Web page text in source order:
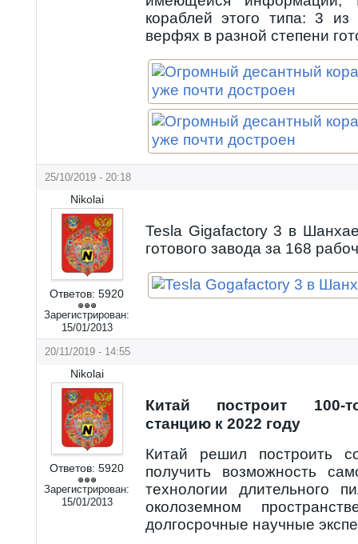
кораблей этого типа: 3
верфях в разной степени
25/10/2019 - 20:18
Nikolai
Ответов: 5920
Зарегистрирован:
15/01/2013
Tesla Gigafactory 3 в
готового завода за 168
20/11/2019 - 14:55
Nikolai
Ответов: 5920
Зарегистрирован:
15/01/2013
Китай построит 100-
станцию к 2022 году
Китай решил построить
получить возможность
технологии длительного
околоземном
долгосрочные научные